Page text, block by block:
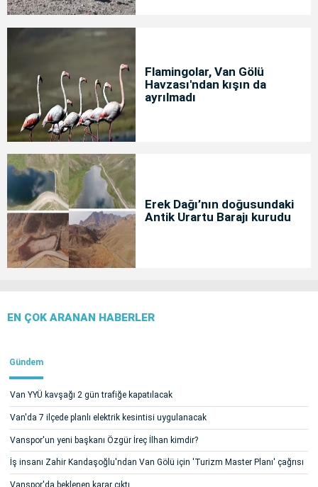
Flamingolar, Van Gölü
Havzası'ndan kışın da
ayrılmadı
Erek Dağı’nın doğusundaki
Antik Urartu Barajı kurudu
EN ÇOK ARANAN HABERLER
Gündem
Van YYÜ kavşağı 2 gün trafiğe kapatılacak
Van'da 7 ilçede planlı elektrik kesintisi uygulanacak
Vanspor'un yeni başkanı Özgür İreç İlhan kimdir?
İş insanı Zahir Kandaşoğlu'ndan Van Gölü için 'Turizm Master Planı' çağrısı
Vanspor'da beklenen karar çıktı